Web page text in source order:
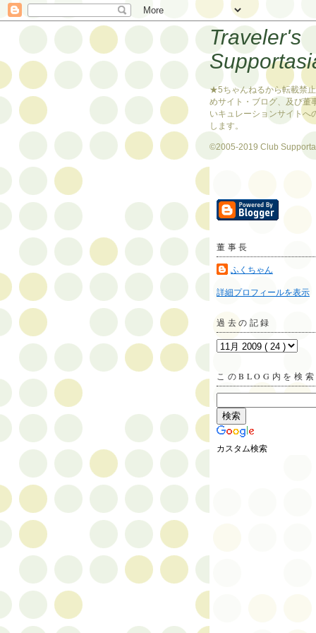
Traveler's
★5ちゃんねるから転載禁
めサイト・ブログ、及び董
いキュレーションサイトへ
します。
©2005-2019 Club
董事長
ふくちゃん
詳細プロフィールを表示
過去の記録
このBLOG内を検索
カスタム検索